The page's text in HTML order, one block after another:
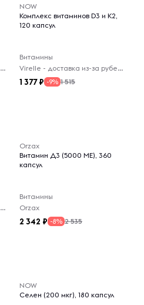
Virelle - доставка из-за рубежа
NOW
Комплекс витаминов D3 и K2,
120 капсул
Витамины
Virelle - доставка из-за рубежа
1 377 -9% 1 515
Virelle - доставка из-за рубежа
Orzax
Витамин Д3 (5000 МЕ), 360
капсул
Витамины
Orzax
2 342 -8% 2 535
NOW
Селен (200 мкг), 180 капсул